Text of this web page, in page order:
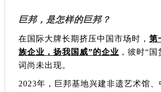
巨邦，是怎样的巨邦？
在国际大牌长期挤压中国市场时，第
族企业，扬我国威”的企业 ，彼时“
词尚未出现。
2023年，巨邦基地兴建非遗艺术馆、